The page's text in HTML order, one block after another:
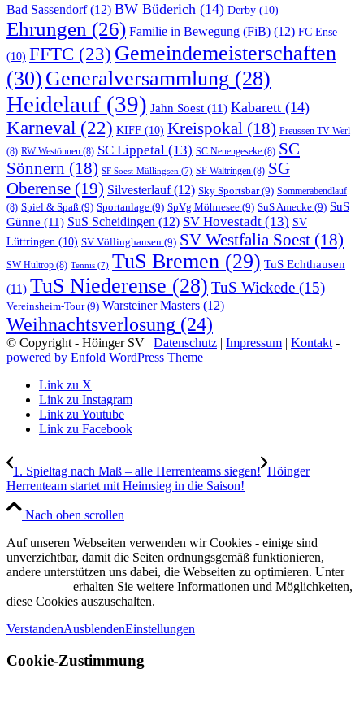
Bad Sassendorf(12) BW Büderich (14) Derby (10)
Ehrungen (26) Familie in Bewegung (FiB) (12) FC Ense
(10) FFTC (23) Gemeindemeisterschaften
(30) Generalversammlung (28)
Heidelauf (39) Jahn Soest (11) Kabarett (14)
Karneval (22) KIFF (10) Kreispokal (18) Preussen TV Werl
(8) RW Westönnen (8) SC Lippetal (13) SC Neuengeseke (8) SC
Sönnern (18) SF Soest-Müllingsen (7) SF Waltringen (8) SG
Oberense (19) Silvesterlauf(12) Sky Sportsbar(9) Sommerabendlauf
(8) Spiel & Spaß (9) Sportanlage (9) SpVg Möhnesee (9) SuS Amecke (9) SuS
Günne (11) SuS Scheidingen (12) SV Hovestadt (13) SV
Lüttringen (10) SV Völlinghausen (9) SV Westfalia Soest (18)
SW Hultrop (8) Tennis (7) TuS Bremen (29) TuS Echthausen
(11) TuS Niederense (28) TuS Wickede (15)
Vereinsheim-Tour(9) Warsteiner Masters (12)
Weihnachtsverlosung (24)
© Copyright - Höinger SV | Datenschutz | Impressum | Kontakt -
powered by Enfold WordPress Theme
Link zu X
Link zu Instagram
Link zu Youtube
Link zu Facebook
1. Spieltag nach Maß – alle Herrenteams siegen! Höinger
Herrenteam startet mit Heimsieg in die Saison!
Nach oben scrollen
Auf unseren Webseiten verwenden wir Cookies - einige sind
unverzichtbar, damit die Seiten ordnungsgemäß funktionieren,
andere unterstützen uns dabei, die Webseiten zu optimieren. Unter
erhalten Sie weitere Informationen und Möglichkeiten,
diese Cookies auszuschalten.
VerstandenAusblendenEinstellungen
Cookie-Zustimmung